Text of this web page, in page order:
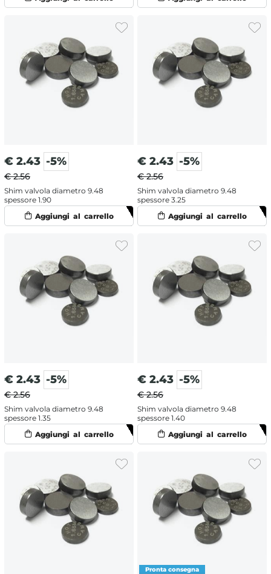
€ 2.43 -5%
€ 2.56
Shim valvola diametro 9.48
spessore 1.90
€ 2.43 -5%
€ 2.56
Shim valvola diametro 9.48
spessore 3.25
€ 2.43 -5%
€ 2.56
Shim valvola diametro 9.48
spessore 1.35
€ 2.43 -5%
€ 2.56
Shim valvola diametro 9.48
spessore 1.40